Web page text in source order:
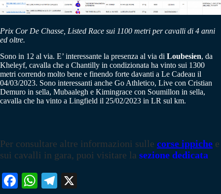
Prix Cor De Chasse, Listed Race sui 1100 metri per cavalli di 4 anni
ed oltre.
Sono in 12 al via. E’ interessante la presenza al via di Loubesien, da
Kheleyf, cavalla che a Chantilly in condizionata ha vinto sui 1300
metri correndo molto bene e finendo forte davanti a Le Cadeau il
04/03/2023. Sono interessanti anche Go Athletico, Live con Cristian
Demuro in sella, Mubaalegh e Kimingrace con Soumillon in sella,
cavalla che ha vinto a Lingfield il 25/02/2023 in LR sul km.
Per consultare altre informazioni sulle corse ippiche e
sui cavalli in gara, puoi visitare la sezione dedicata
Fa W
Te